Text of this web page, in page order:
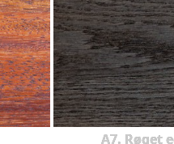
A7. Røget